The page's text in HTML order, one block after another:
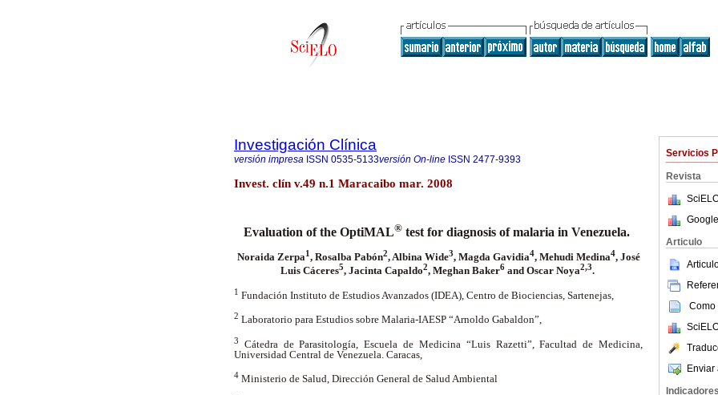
Servicios
Revista
Articulo
Como
Enviar
Indicadores
Investigación Clínica
versión impresa ISSN 0535-5133versión On-line ISSN 2477-9393
Invest. clín v.49 n.1 Maracaibo mar. 2008
Evaluation of the OptiMAL® test for diagnosis of malaria in Venezuela.
Noraida Zerpa1, Rosalba Pabón2, Albina Wide3, Magda Gavidia4, Mehudi Medina4, José
Luis Cáceres5, Jacinta Capaldo2, Meghan Baker6and Oscar Noya2,3.
1 Fundación Instituto de Estudios Avanzados (IDEA), Centro de Biociencias, Sartenejas,
2 Laboratorio para Estudios sobre Malaria-IAESP “Arnoldo Gabaldon”,
3 Cátedra de Parasitología, Escuela de Medicina “Luis Razetti”, Facultad de Medicina,
Universidad Central de Venezuela. Caracas,
4 Ministerio de Salud, Dirección General de Salud Ambiental